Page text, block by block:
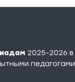
2025-2026 в
педагогами